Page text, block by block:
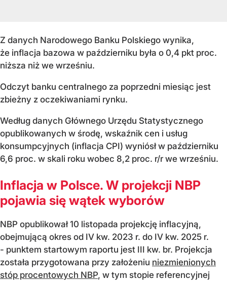
Z danych Narodowego Banku Polskiego wynika,
że inflacja bazowa w październiku była o 0,4 pkt proc.
niższa niż we wrześniu.
Odczyt banku centralnego za poprzedni miesiąc jest
zbieżny z oczekiwaniami rynku.
Według danych Głównego Urzędu Statystycznego
opublikowanych w środę, wskaźnik cen i usług
konsumpcyjnych (inflacja CPI) wyniósł w październiku
6,6 proc. w skali roku wobec 8,2 proc. r/r we wrześniu.
Inflacja w Polsce. W projekcji NBP
pojawia się wątek wyborów
NBP opublikował 10 listopada projekcję inflacyjną,
obejmującą okres od IV kw. 2023 r. do IV kw. 2025 r.
- punktem startowym raportu jest III kw. br. Projekcja
została przygotowana przy założeniu niezmienionych
stóp procentowych NBP, w tym stopie referencyjnej